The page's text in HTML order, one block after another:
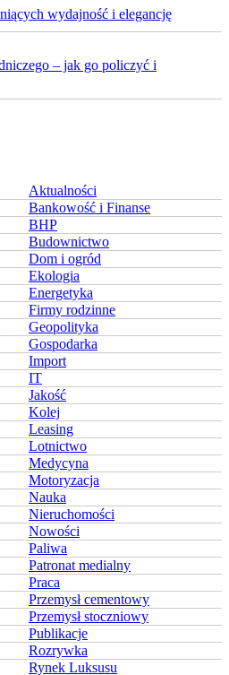
wydajność i elegancję
– jak go policzyć i
Aktualności
Bankowość i Finanse
BHP
Budownictwo
Dom i ogród
Ekologia
Energetyka
Firmy rodzinne
Geopolityka
Gospodarka
Import
IT
Jakość
Kolej
Leasing
Lotnictwo
Medycyna
Motoryzacja
Nauka
Nieruchomości
Nowości
Paliwa
Patronat medialny
Praca
Przemysł cementowy
Przemysł stoczniowy
Publikacje
Rozrywka
Rynek Luksusu